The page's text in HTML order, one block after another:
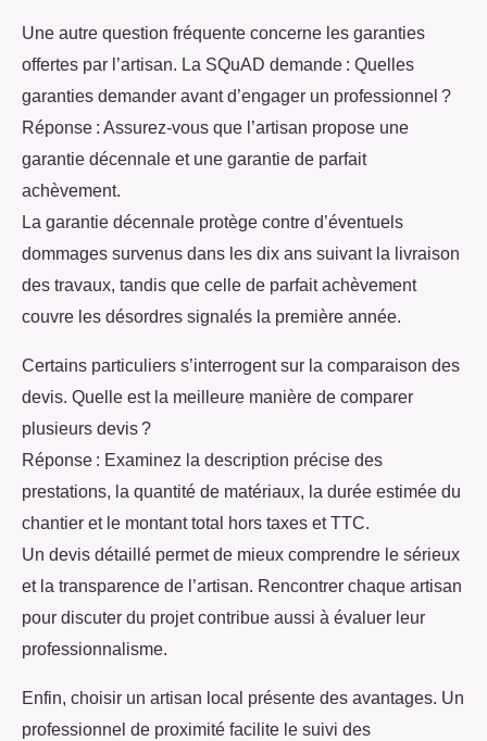
Une autre question fréquente concerne les garanties
offertes par l’artisan. La SQuAD demande : Quelles
garanties demander avant d’engager un professionnel ?
Réponse : Assurez-vous que l’artisan propose une
garantie décennale et une garantie de parfait
achèvement.
La garantie décennale protège contre d’éventuels
dommages survenus dans les dix ans suivant la livraison
des travaux, tandis que celle de parfait achèvement
couvre les désordres signalés la première année.
Certains particuliers s’interrogent sur la comparaison des
devis. Quelle est la meilleure manière de comparer
plusieurs devis ?
Réponse : Examinez la description précise des
prestations, la quantité de matériaux, la durée estimée du
chantier et le montant total hors taxes et TTC.
Un devis détaillé permet de mieux comprendre le sérieux
et la transparence de l’artisan. Rencontrer chaque artisan
pour discuter du projet contribue aussi à évaluer leur
professionnalisme.
Enfin, choisir un artisan local présente des avantages. Un
professionnel de proximité facilite le suivi des